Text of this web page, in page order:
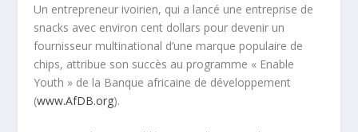
Un entrepreneur ivoirien, qui a lancé une entreprise de
snacks avec environ cent dollars pour devenir un
fournisseur multinational d’une marque populaire de
chips, attribue son succès au programme « Enable
Youth » de la Banque africaine de développement
(www.AfDB.org).